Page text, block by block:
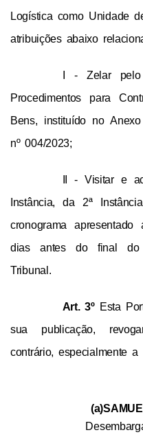
Logística como Unidade
atribuições abaixo
I - Zelar
Procedimentos para
Bens, instituído no
nº 004/2023;
II - Visitar e
Instância, da 2ª
cronograma
dias antes do final do
Tribunal.
Art. 3º Esta
sua publicação,
contrário, especialmente a